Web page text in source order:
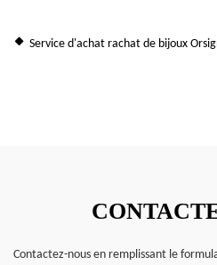
Service d'achat rachat de bijoux
Contactez-nous en remplissant le